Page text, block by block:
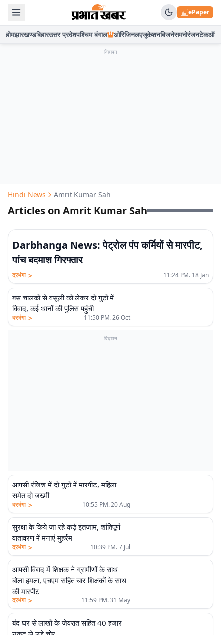
ePaper
होमझारखण्डबिहारउत्तर प्रदेशपश्चिम बंगाल ओरिजिनलएजुकेशनबिजनेसमनोरंजनटेकऑटो
विज्ञापन
Hindi News Amrit Kumar Sah
Articles on Amrit Kumar Sah
Darbhanga News: पेट्रोल पंप कर्मियों से मारपीट,
पांच बदमाश गिरफ्तार
दरभंगा > 11:24 PM. 18 Jan
बस चालकों से वसूली को लेकर दो गुटों में
विवाद, कई थानों की पुलिस पहुंची
दरभंगा > 11:50 PM. 26 Oct
विज्ञापन
आपसी रंजिश में दो गुटों में मारपीट, महिला
समेत दो जख्मी
दरभंगा > 10:55 PM. 20 Aug
सुरक्षा के किये जा रहे कड़े इंतजाम, शांतिपूर्ण
वातावरण में मनाएं मुहर्रम
दरभंगा > 10:39 PM. 7 Jul
आपसी विवाद में शिक्षक ने ग्रामीणों के साथ
बोला हमला, एचएम सहित चार शिक्षकों के साथ
की मारपीट
दरभंगा > 11:59 PM. 31 May
बंद घर से लाखों के जेवरात सहित 40 हजार